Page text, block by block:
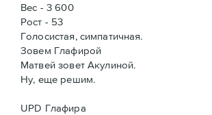
Вес - 3 600
Рост - 53
Голосистая, симпатичная.
Зовем Глафирой
Матвей зовет Акулиной.
Ну, еще решим.
UPD Глафира